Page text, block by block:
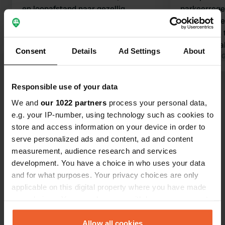
Consent Details Ad Settings About
Responsible use of your data
We and our 1022 partners process your personal data,
e.g. your IP-number, using technology such as cookies to
store and access information on your device in order to
serve personalized ads and content, ad and content
measurement, audience research and services
development. You have a choice in who uses your data
and for what purposes. Your privacy choices are only
applicable on this digital property where you have made
any time from the Cookie Declaration or by clicking on
the Privacy trigger icon.Allow all cookies
en loopafstand naar gezellig
Betalen bij zwembad.
je een
Parkeren
24.00 uur;
je een
Vertaald door
Bekijk alle 58 reviews
Ben jij hier geweest?